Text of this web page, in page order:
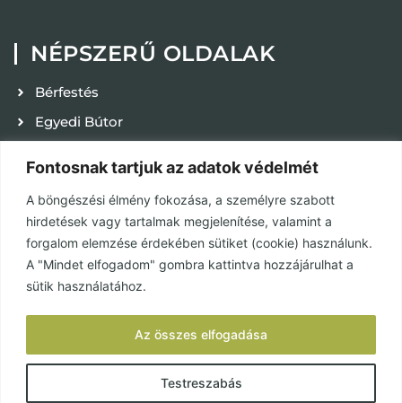
Fontosnak tartjuk az adatok védelmét
A böngészési élmény fokozása, a személyre szabott
hirdetések vagy tartalmak megjelenítése, valamint a
forgalom elemzése érdekében sütiket (cookie) használunk.
A "Mindet elfogadom" gombra kattintva hozzájárulhat a
sütik használatához.
Testreszabás
Az összes elfogadása
NÉPSZERŰ OLDALAK
Bérfestés
Egyedi Bútor
Adatvédelmi tájékoztató
ÁSZF
Használat és karbantartás
KÖZÖSSÉGEK
Facebook